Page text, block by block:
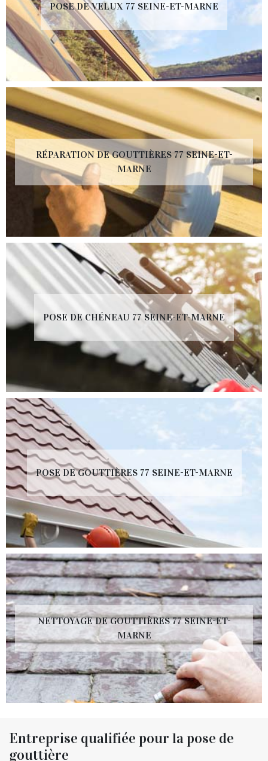
POSE DE VELUX 77 SEINE-ET-MARNE
RÉPARATION DE GOUTTIÈRES 77 SEINE-ET-
MARNE
POSE DE CHÉNEAU 77 SEINE-ET-MARNE
POSE DE GOUTTIÈRES 77 SEINE-ET-MARNE
NETTOYAGE DE GOUTTIÈRES 77 SEINE-ET-
MARNE
Entreprise qualifiée pour la pose de
gouttière